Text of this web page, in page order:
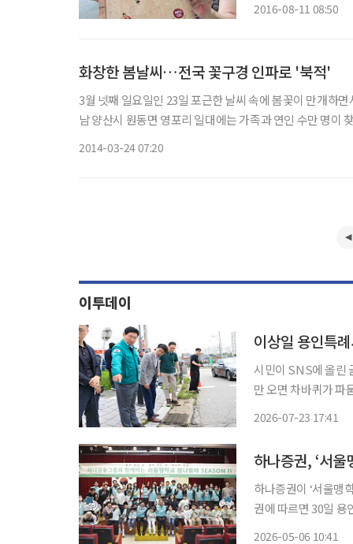
2016-08-11 08:50
화창한 봄날씨…전국 꽃구경 인파로 '북적'
3월 넷째 일요일인 23일 포근한 날씨 속에 봄꽃이 만개하면서 전국의
남 양산시 원동면 영포리 일대에는 가족과 연인 수만 명이
2014-03-24 07:20
이투데이
시민이 SNS에 올린 글 한편
만 오면 차바퀴가 파
2026-07-23 17:41
하나증권, ‘서울
하나증권이 ‘서울맹학
권에 따르면 30일 용
2026-05-06 10:41